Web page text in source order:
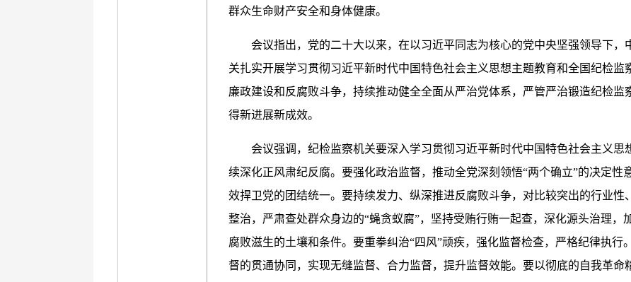
群众生命财产安全和身体健康。
会议指出，党的二十大以来，在以习近平同志为核心的党中央坚强领导下，
关扎实开展学习贯彻习近平新时代中国特色社会主义思想主题教育和全国纪检监
廉政建设和反腐败斗争，持续推动健全全面从严治党体系，严管严治锻造纪检监
得新进展新成效。
会议强调，纪检监察机关要深入学习贯彻习近平新时代中国特色社会主义思
续深化正风肃纪反腐。要强化政治监督，推动全党深刻领悟“两个确立”的决定性
效捍卫党的团结统一。要持续发力、纵深推进反腐败斗争，对比较突出的行业性
整治，严肃查处群众身边的“蝇贪蚁腐”，坚持受贿行贿一起查，深化源头治理，
腐败滋生的土壤和条件。要重拳纠治“四风”顽疾，强化监督检查，严格纪律执行
督的贯通协同，实现无缝监督、合力监督，提升监督效能。要以彻底的自我革命